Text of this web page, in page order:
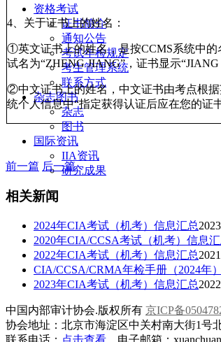
资格考试
证书简介
通知公告
考试年检规定
考生管理系统
联系方式
杂志图书
杂志
图书
国际资讯
IIA资讯
研究成果
4、关于证书上的姓名：
①英文证书上的姓名，是按CCMS系统中
试名为“ZHENG JIANG”，证书显示“JIANG
②中文证书上的姓名，中文证书由考点根
统个人信息中“指定获得认证后应在您的证
前一篇 后一篇
相关新闻
2024年CIA考试（机考）信息汇总
2020年CIA/CCSA考试（机考）信息
2022年CIA考试（机考）信息汇总
CIA/CCSA/CRMA年检手册（2024年）
2023年CIA考试（机考）信息汇总
中国内部审计协会.版权所有 京ICP备
协会地址：北京市海淀区中关村南大街1号
联系电话： 点击查看 电子邮箱：